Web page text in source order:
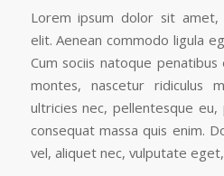
Lorem ipsum dolor sit amet,
elit. Aenean commodo ligula
Cum sociis natoque
montes, nascetur ridiculus
ultricies nec, pellentesque eu,
consequat massa quis enim.
vel, aliquet nec, vulputate